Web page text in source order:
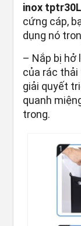
inox tptr30L
cứng cáp,
dụng nó
– Nắp bị hở
của rác
giải quyết
quanh
trong.